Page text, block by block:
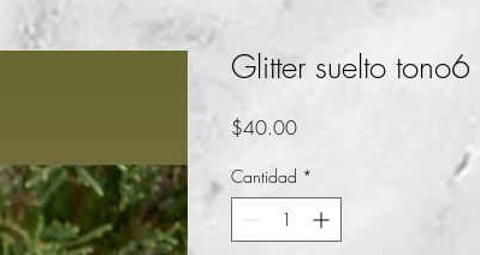
Glitter suelto tono6
$40.00Precio
Cantidad *